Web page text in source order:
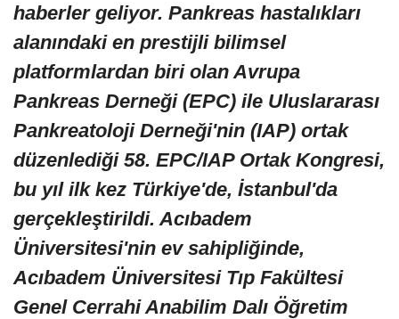
haberler geliyor. Pankreas hastalıkları
alanındaki en prestijli bilimsel
platformlardan biri olan Avrupa
Pankreas Derneği (EPC) ile Uluslararası
Pankreatoloji Derneği'nin (IAP) ortak
düzenlediği 58. EPC/IAP Ortak Kongresi,
bu yıl ilk kez Türkiye'de, İstanbul'da
gerçekleştirildi. Acıbadem
Üniversitesi'nin ev sahipliğinde,
Acıbadem Üniversitesi Tıp Fakültesi
Genel Cerrahi Anabilim Dalı Öğretim